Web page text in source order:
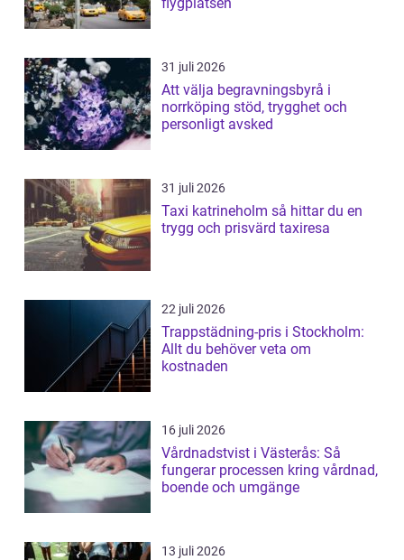
flygplatsen
31 juli 2026
Att välja begravningsbyrå i
norrköping stöd, trygghet och
personligt avsked
31 juli 2026
Taxi katrineholm så hittar du en
trygg och prisvärd taxiresa
22 juli 2026
Trappstädning-pris i Stockholm:
Allt du behöver veta om
kostnaden
16 juli 2026
Vårdnadstvist i Västerås: Så
fungerar processen kring vårdnad,
boende och umgänge
13 juli 2026